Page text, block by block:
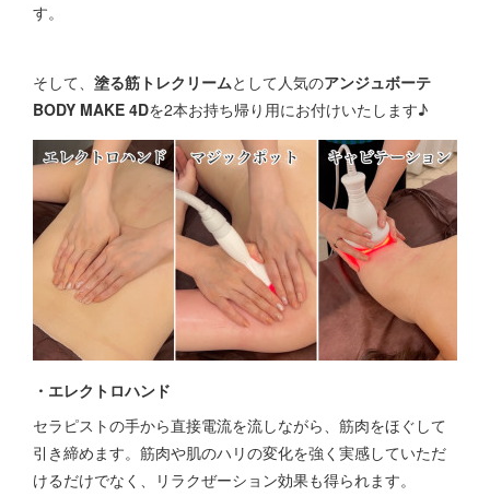
す。
そして、 塗る筋トレクリームとして人気のアンジュボーテ
BODY MAKE 4Dを2本お持ち帰り用にお付けいたします♪
・エレクトロハンド
セラピストの手から直接電流を流しながら、筋肉をほぐして
引き締めます。筋肉や肌のハリの変化を強く実感していただ
けるだけでなく、リラクぜーション効果も得られます。